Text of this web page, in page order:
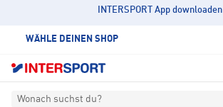
INTERSPORT App downloaden
WÄHLE DEINEN SHOP
Wonach suchst du?